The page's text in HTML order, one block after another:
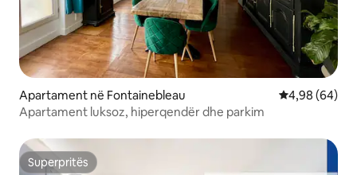
Apartament në Fontainebleau Vlerësimi
4,98 (64)
Apartament luksoz, hiperqendër dhe parkim
Superpritës
Superpritës